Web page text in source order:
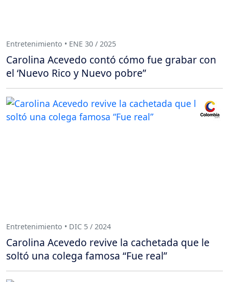
Entretenimiento • ENE 30 / 2025
Carolina Acevedo contó cómo fue grabar con
el ‘Nuevo Rico y Nuevo pobre”
Entretenimiento • DIC 5 / 2024
Carolina Acevedo revive la cachetada que le
soltó una colega famosa “Fue real”